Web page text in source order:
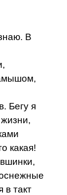
В
Бегу я
какая!
в такт